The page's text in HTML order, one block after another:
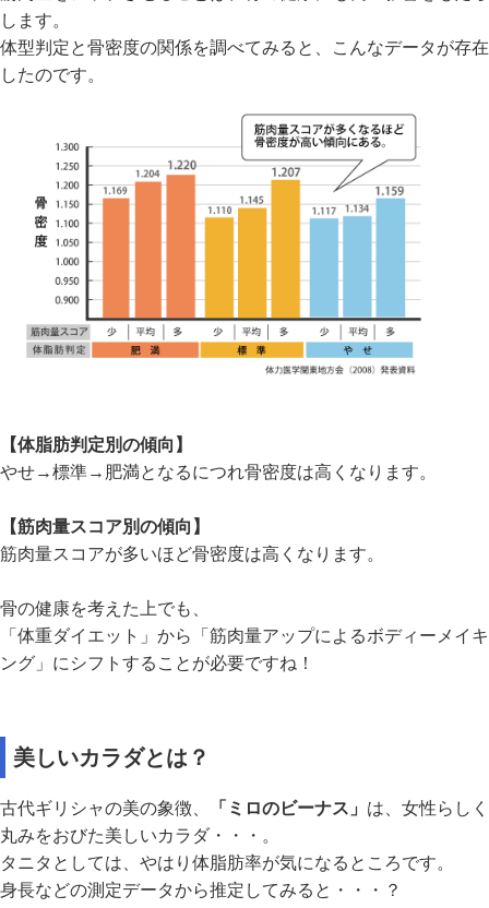
します。
体型判定と骨密度の関係を調べてみると、こんなデータが存在
したのです。
【体脂肪判定別の傾向】
やせ→標準→肥満となるにつれ骨密度は高くなります。
【筋肉量スコア別の傾向】
筋肉量スコアが多いほど骨密度は高くなります。
骨の健康を考えた上でも、
「体重ダイエット」から「筋肉量アップによるボディーメイキ
ング」にシフトすることが必要ですね！
美しいカラダとは？
古代ギリシャの美の象徴、 「ミロのビーナス」 は、女性らしく
丸みをおびた美しいカラダ・・・。
タニタとしては、やはり体脂肪率が気になるところです。
身長などの測定データから推定してみると・・・？